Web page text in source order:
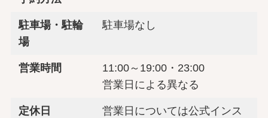
駐車場・駐輪
場
駐車場なし
営業時間
11:00～19:00・23:00
営業日による異なる
定休日
営業日については公式インス